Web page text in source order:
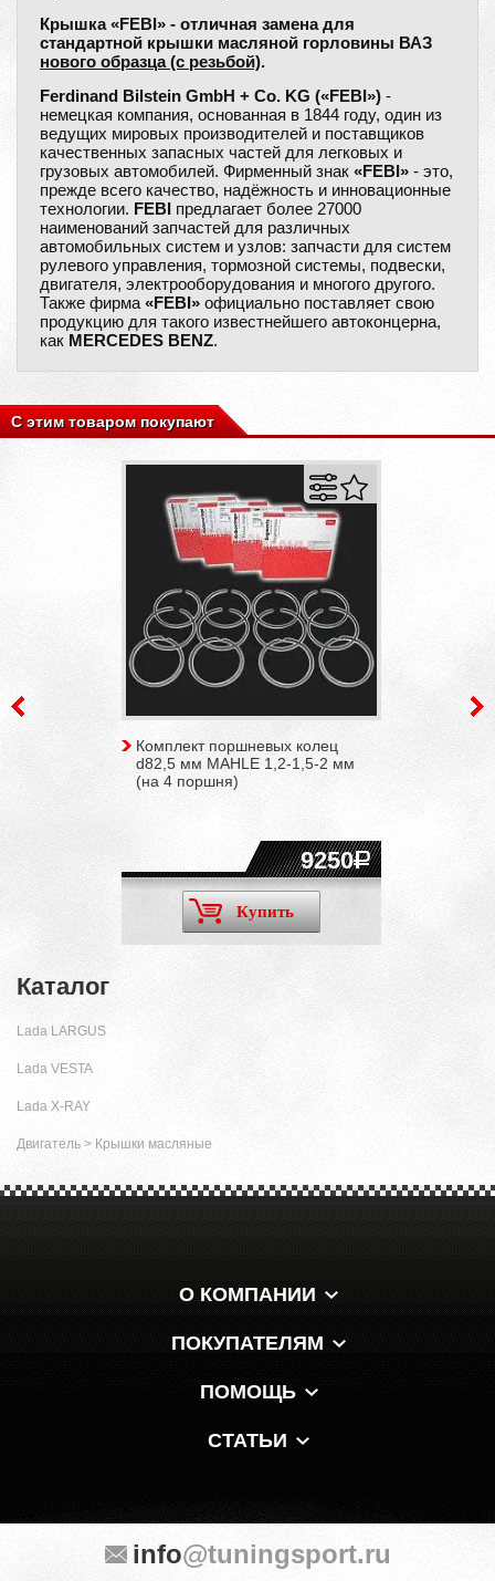
Крышка «FEBI» - отличная замена для
стандартной крышки масляной горловины ВАЗ
нового образца (с резьбой).
Ferdinand Bilstein GmbH + Co. KG («FEBI») -
немецкая компания, основанная в 1844 году, один из
ведущих мировых производителей и поставщиков
качественных запасных частей для легковых и
грузовых автомобилей. Фирменный знак «FEBI» - это,
прежде всего качество, надёжность и инновационные
технологии. FEBI предлагает более 27000
наименований запчастей для различных
автомобильных систем и узлов: запчасти для систем
рулевого управления, тормозной системы, подвески,
двигателя, электрооборудования и многого другого.
Также фирма «FEBI» официально поставляет свою
продукцию для такого известнейшего автоконцерна,
как MERCEDES BENZ.
С этим товаром покупают
Комплект поршневых колец
d82,5 мм MAHLE 1,2-1,5-2 мм
(на 4 поршня)
9250
Купить
Каталог
Lada LARGUS
Lada VESTA
Lada X-RAY
Двигатель > Крышки масляные
О КОМПАНИИ
ПОКУПАТЕЛЯМ
ПОМОЩЬ
СТАТЬИ
info@tuningsport.ru